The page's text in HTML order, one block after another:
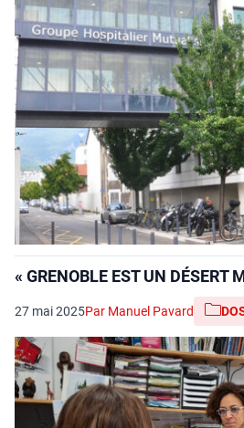
« GRENOBLE EST UN DÉSERT
27 mai 2025Par Manuel Pavard